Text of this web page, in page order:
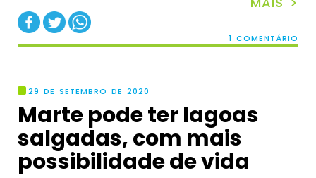
1 COMENTÁRIO
29 DE SETEMBRO DE 2020
Marte pode ter lagoas
salgadas, com mais
possibilidade de vida